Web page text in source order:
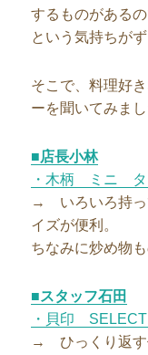
するものがあるの
という気持ちが
そこで、料理好
ーを聞いてみまし
■店長小林
・木柄 ミニ タ
→ いろいろ持っ
イズが便利。
ちなみに炒め物
■スタッフ石田
・貝印
→ ひっくり返す